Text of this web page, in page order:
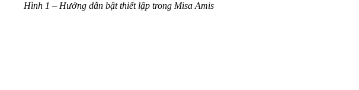
Hình 1 – Hướng dẫn bật thiết lập trong Misa Amis